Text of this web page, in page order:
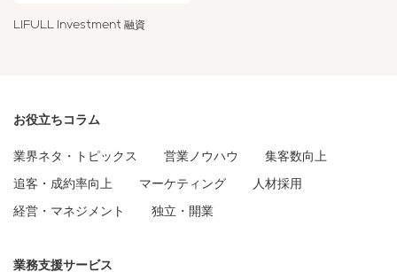
LIFULL Investment 融資
お役立ちコラム
業界ネタ・トピックス 営業ノウハウ
集客数向上
追客・成約率向上
マーケティング
人材採用
経営・マネジメント
独立・開業
業務支援サービス